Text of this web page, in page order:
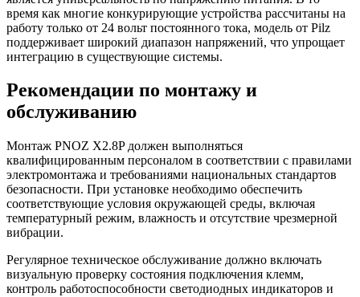
время как многие конкурирующие устройства рассчитаны на
работу только от 24 вольт постоянного тока, модель от Pilz
поддерживает широкий диапазон напряжений, что упрощает
интеграцию в существующие системы.
Рекомендации по монтажу и
обслуживанию
Монтаж PNOZ X2.8P должен выполняться
квалифицированным персоналом в соответствии с правилами
электромонтажа и требованиями национальных стандартов
безопасности. При установке необходимо обеспечить
соответствующие условия окружающей среды, включая
температурный режим, влажность и отсутствие чрезмерной
вибрации.
Регулярное техническое обслуживание должно включать
визуальную проверку состояния подключения клемм,
контроль работоспособности светодиодных индикаторов и